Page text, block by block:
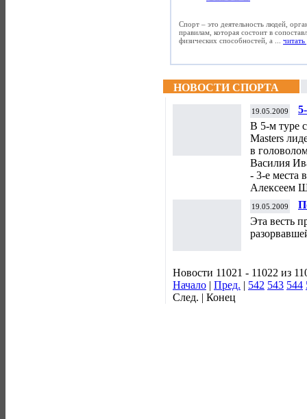
Спорт – это деятельность людей,
правилам, которая состоит в
физических способностей, а ... читать
НОВОСТИ СПОРТА
19.05.2009
В 5-м туре
Masters
в
Василия
- 3-е места
Алексеем
19.05.2009
Эта весть
Новости 11021 - 11022 из
Начало | Пред. | 542 543 544
След. | Конец